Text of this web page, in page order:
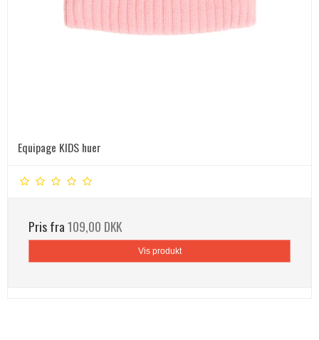
Equipage KIDS huer
Pris fra109,00 DKK
Vis produkt